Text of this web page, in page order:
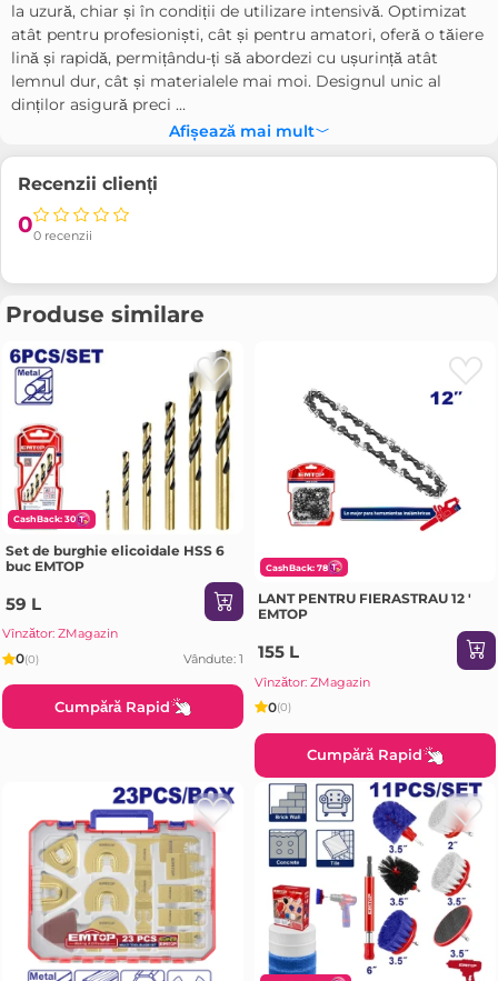
la uzură, chiar și în condiții de utilizare intensivă. Optimizat
atât pentru profesioniști, cât și pentru amatori, oferă o tăiere
lină și rapidă, permițându-ți să abordezi cu ușurință atât
lemnul dur, cât și materialele mai moi. Designul unic al
dinților asigură preci ...
Afișează mai mult
Recenzii clienți
00 recenzii
Produse similare
CashBack: 30
Set de burghie elicoidale HSS 6
buc EMTOP
59 L
Vînzător: ZMagazin
0(0) Vândute: 1
Cumpără Rapid
CashBack: 78
LANT PENTRU FIERASTRAU 12 '
EMTOP
155 L
Vînzător: ZMagazin
0(0)
Cumpără Rapid